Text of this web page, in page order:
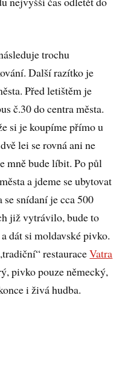
trochu
Další razítko je
Před letištěm je
č.30 do centra města.
si je koupíme přímo u
lei se rovná ani ne
mně bude líbit. Po půl
a jdeme se ubytovat
se snídaní je cca 500
již vytrávilo, bude to
dát si moldavské pivko.
restauraceVatra
pivko pouze německý,
i živá hudba.